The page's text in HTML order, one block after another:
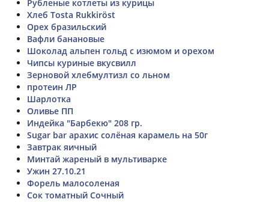
Рубленые котлеты из курицы
Хлеб Tosta Rukkiröst
Орех бразильский
Вафли банановые
Шоколад альпен гольд с изюмом и орехом
Чипсы куриные вкусвилл
Зерновой хлебмултизл со льном
протеин ЛР
Шарлотка
Оливье ПП
Индейка "Барбекю" 208 гр.
Sugar bar арахис солёная карамель на 50г
Завтрак яичный
Минтай жареный в мультиварке
Ужин 27.10.21
Форель малосоленая
Сок томатный Сочный